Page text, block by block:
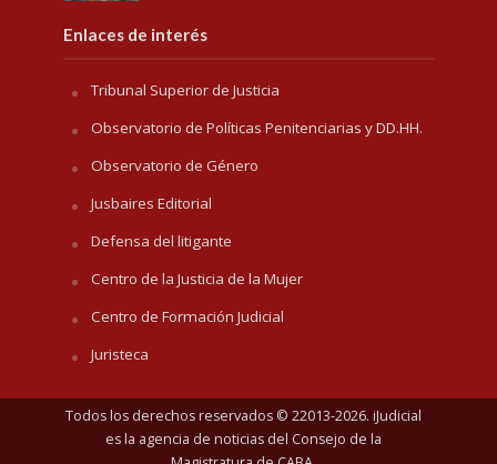
Enlaces de interés
Tribunal Superior de Justicia
Observatorio de Políticas Penitenciarias y DD.HH.
Observatorio de Género
Jusbaires Editorial
Defensa del litigante
Centro de la Justicia de la Mujer
Centro de Formación Judicial
Juristeca
Todos los derechos reservados © 22013-2026. iJudicial
es la agencia de noticias del Consejo de la